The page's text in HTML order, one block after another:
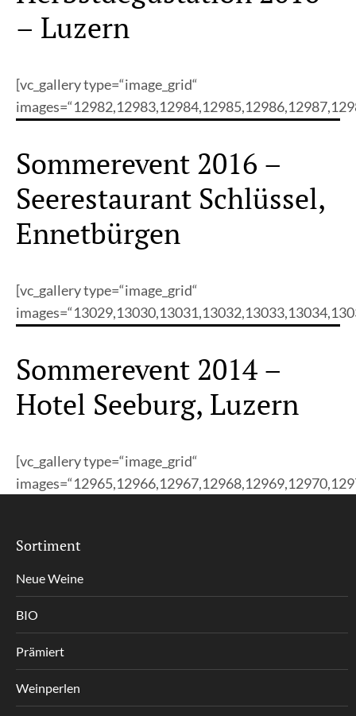
– Luzern
[vc_gallery type=“image_grid“
Sommerevent 2016 –
Seerestaurant Schlüssel,
Ennetbürgen
[vc_gallery type=“image_grid“
Sommerevent 2014 –
Hotel Seeburg, Luzern
[vc_gallery type=“image_grid“
Sortiment
Neue Weine
BIO
Prämiert
Weinperlen